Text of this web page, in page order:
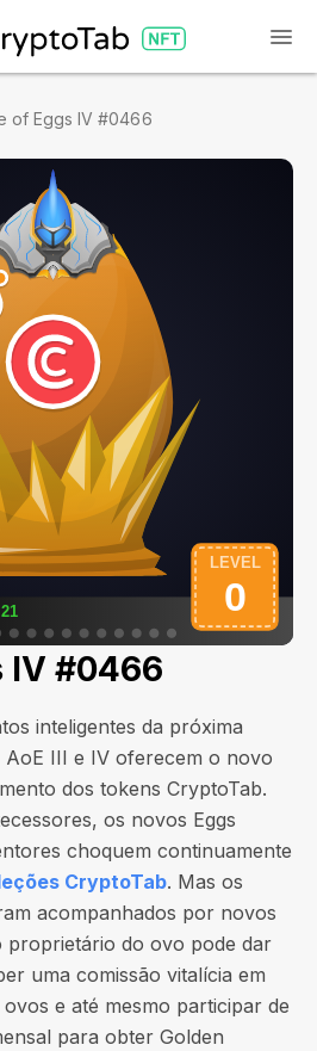
of Eggs IV #0466
IV #0466
inteligentes da próxima
III e IV oferecem o novo
dos tokens CryptoTab.
os novos Eggs
choquem continuamente
CryptoTab. Mas os
acompanhados por novos
proprietário do ovo pode dar
uma comissão vitalícia em
e até mesmo participar de
para obter Golden